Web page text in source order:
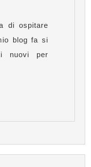
di ospitare
blog fa si
nuovi per